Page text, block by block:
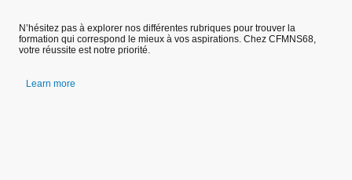
N’hésitez pas à explorer nos différentes rubriques pour trouver la
formation qui correspond le mieux à vos aspirations. Chez CFMNS68,
votre réussite est notre priorité.
Learn more